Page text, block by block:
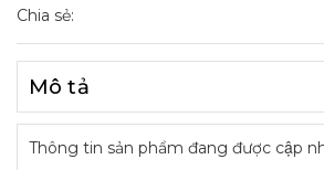
Chia sẻ:
Mô tả
Thông tin sản phẩm đang được cập